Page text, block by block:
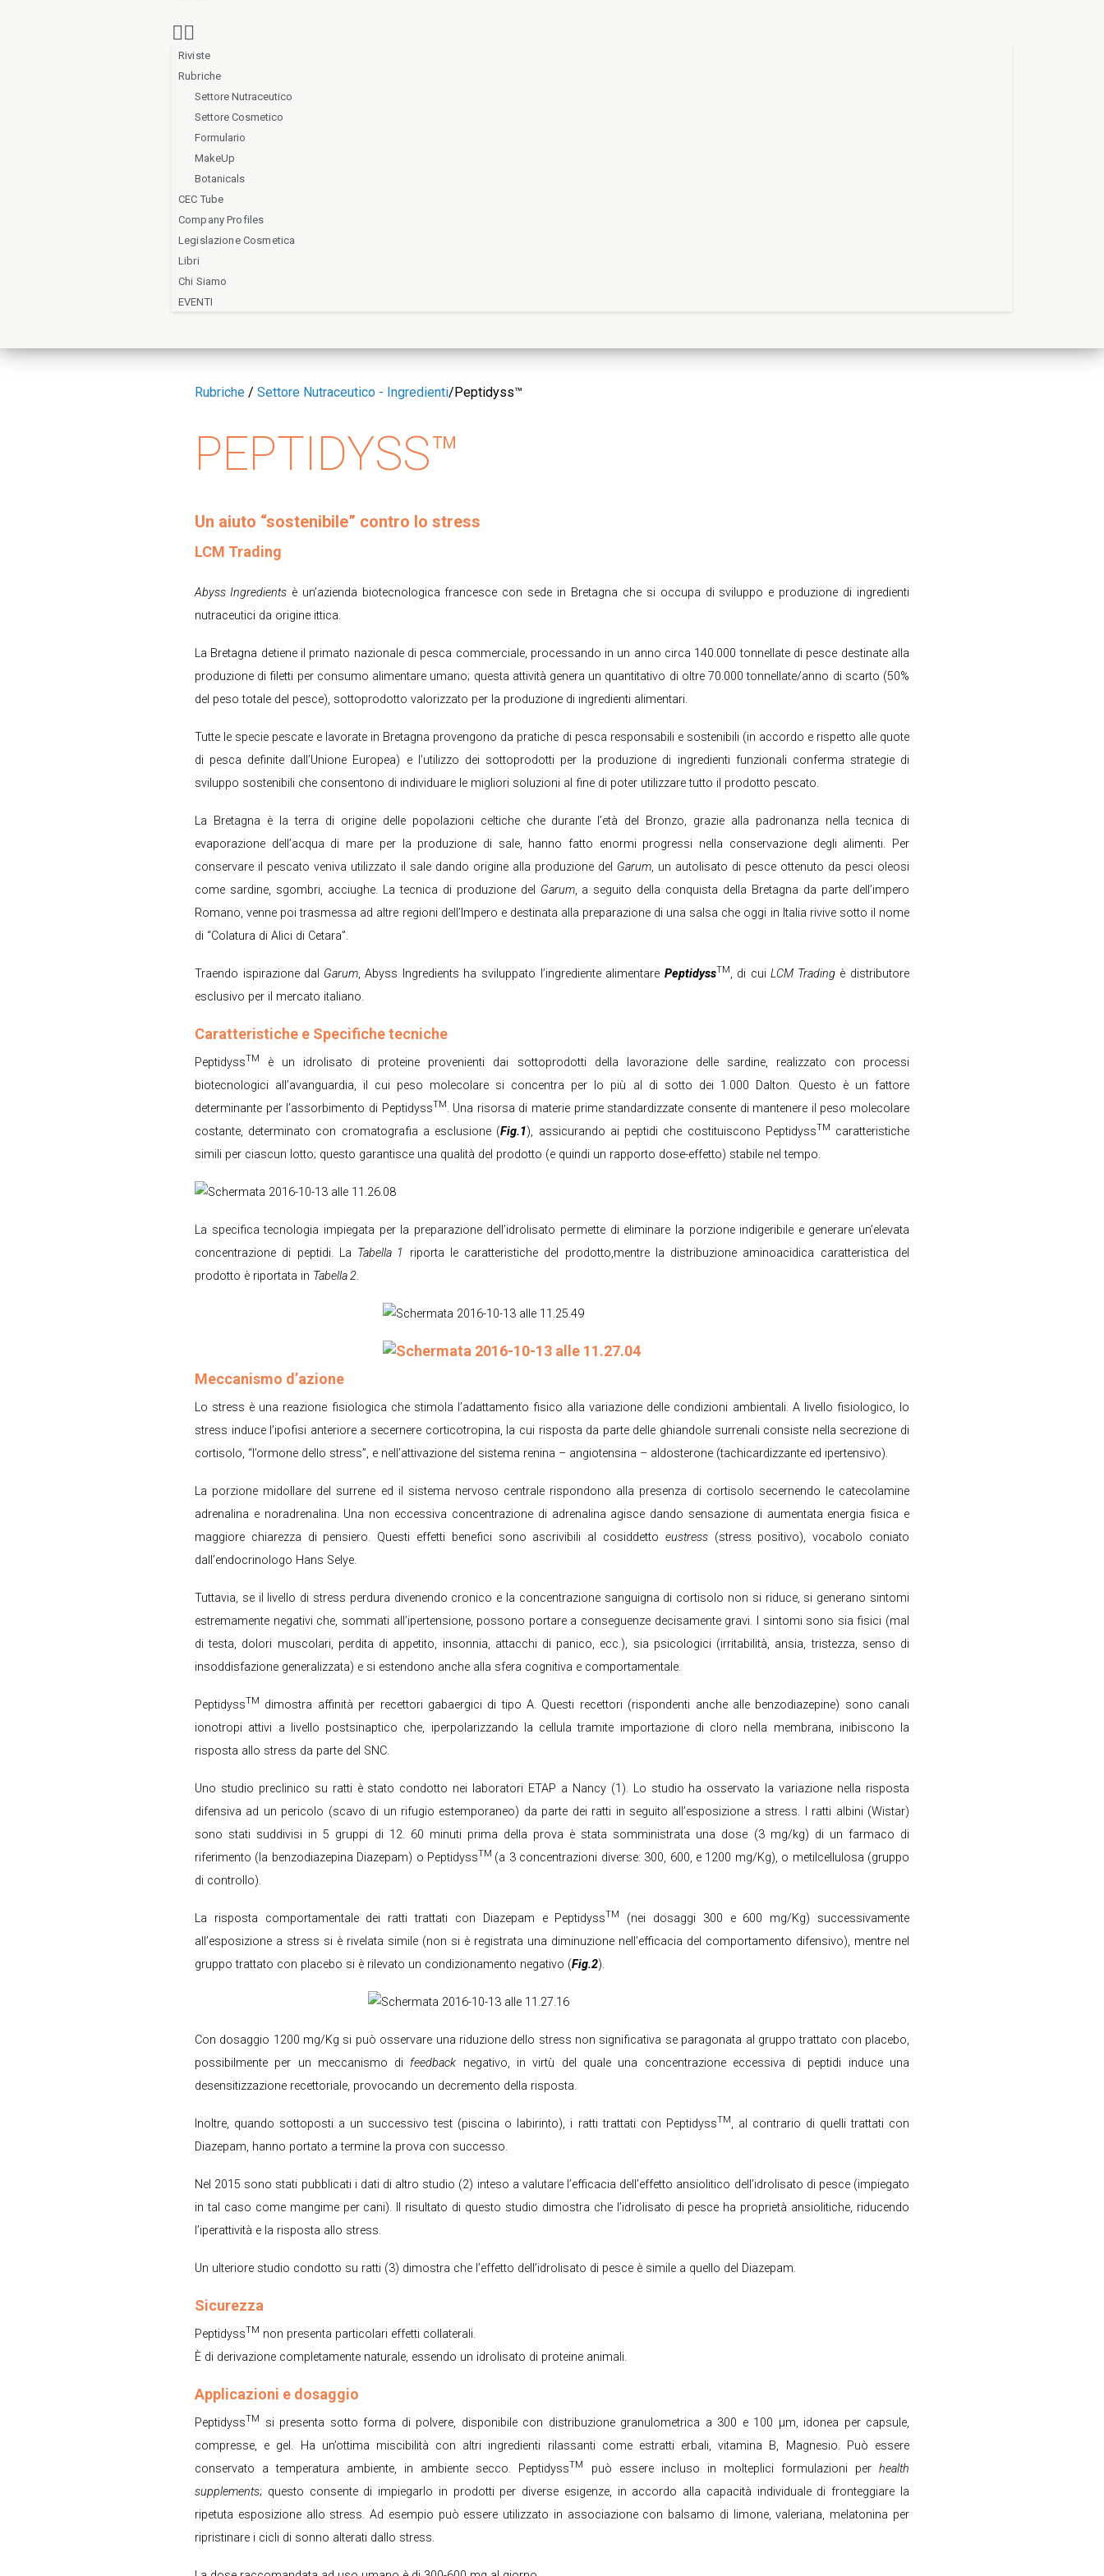
Riviste
Rubriche
Settore Nutraceutico
Settore Cosmetico
Formulario
MakeUp
Botanicals
CEC Tube
Company Profiles
Legislazione Cosmetica
Libri
Chi Siamo
EVENTI
Rubriche / Settore Nutraceutico - Ingredienti/Peptidyss™
PEPTIDYSS™
Un aiuto “sostenibile” contro lo stress
LCM Trading
Abyss Ingredientsè un’azienda biotecnologica francesce con sede in Bretagna che si occupa di sviluppo e produzione di ingredienti
nutraceutici da origine ittica.
La Bretagna detiene il primato nazionale di pesca commerciale, processando in un anno circa 140.000 tonnellate di pesce destinate alla
produzione di filetti per consumo alimentare umano; questa attività genera un quantitativo di oltre 70.000 tonnellate/anno di scarto (50%
del peso totale del pesce), sottoprodotto valorizzato per la produzione di ingredienti alimentari.
Tutte le specie pescate e lavorate in Bretagna provengono da pratiche di pesca responsabili e sostenibili (in accordo e rispetto alle quote
di pesca definite dall’Unione Europea) e l’utilizzo dei sottoprodotti per la produzione di ingredienti funzionali conferma strategie di
sviluppo sostenibili che consentono di individuare le migliori soluzioni al fine di poter utilizzare tutto il prodotto pescato.
La Bretagna è la terra di origine delle popolazioni celtiche che durante l’età del Bronzo, grazie alla padronanza nella tecnica di
evaporazione dell’acqua di mare per la produzione di sale, hanno fatto enormi progressi nella conservazione degli alimenti. Per
conservare il pescato veniva utilizzato il sale dando origine alla produzione del Garum, un autolisato di pesce ottenuto da pesci oleosi
come sardine, sgombri, acciughe. La tecnica di produzione del Garum, a seguito della conquista della Bretagna da parte dell’impero
Romano, venne poi trasmessa ad altre regioni dell’Impero e destinata alla preparazione di una salsa che oggi in Italia rivive sotto il nome
di “Colatura di Alici di Cetara”.
Traendo ispirazione dal Garum, Abyss Ingredients ha sviluppato l’ingrediente alimentare PeptidyssTM, di cuiLCM Tradingè distributore
esclusivo per il mercato italiano.
Caratteristiche e Specifiche tecniche
PeptidyssTM
è un idrolisato di proteine provenienti dai sottoprodotti della lavorazione delle sardine, realizzato con processi
biotecnologici all’avanguardia, il cui peso molecolare si concentra per lo più al di sotto dei 1.000 Dalton. Questo è un fattore
determinante per l’assorbimento di PeptidyssTM. Una risorsa di materie prime standardizzate consente di mantenere il peso molecolare
costante, determinato con cromatografia a esclusione (Fig.1), assicurando ai peptidi che costituiscono PeptidyssTM
caratteristiche
simili per ciascun lotto; questo garantisce una qualità del prodotto (e quindi un rapporto dose-effetto) stabile nel tempo.
La specifica tecnologia impiegata per la preparazione dell’idrolisato permette di eliminare la porzione indigeribile e generare un’elevata
concentrazione di peptidi. La Tabella 1
riporta le caratteristiche del prodotto,mentre la distribuzione aminoacidica caratteristica del
prodotto è riportata in Tabella 2.
Meccanismo d’azione
Lo stress è una reazione fisiologica che stimola l’adattamento fisico alla variazione delle condizioni ambientali. A livello fisiologico, lo
stress induce l’ipofisi anteriore a secernere corticotropina, la cui risposta da parte delle ghiandole surrenali consiste nella secrezione di
cortisolo, “l’ormone dello stress”, e nell’attivazione del sistema renina – angiotensina – aldosterone (tachicardizzante ed ipertensivo).
La porzione midollare del surrene ed il sistema nervoso centrale rispondono alla presenza di cortisolo secernendo le catecolamine
adrenalina e noradrenalina. Una non eccessiva concentrazione di adrenalina agisce dando sensazione di aumentata energia fisica e
maggiore chiarezza di pensiero. Questi effetti benefici sono ascrivibili al cosiddetto eustress(stress positivo), vocabolo coniato
dall’endocrinologo Hans Selye.
Tuttavia, se il livello di stress perdura divenendo cronico e la concentrazione sanguigna di cortisolo non si riduce, si generano sintomi
estremamente negativi che, sommati all’ipertensione, possono portare a conseguenze decisamente gravi. I sintomi sono sia fisici (mal
di testa, dolori muscolari, perdita di appetito, insonnia, attacchi di panico, ecc.), sia psicologici (irritabilità, ansia, tristezza, senso di
insoddisfazione generalizzata) e si estendono anche alla sfera cognitiva e comportamentale.
PeptidyssTM
dimostra affinità per recettori gabaergici di tipo A. Questi recettori (rispondenti anche alle benzodiazepine) sono canali
ionotropi attivi a livello postsinaptico che, iperpolarizzando la cellula tramite importazione di cloro nella membrana, inibiscono la
risposta allo stress da parte del SNC.
Uno studio preclinico su ratti è stato condotto nei laboratori ETAP a Nancy (1). Lo studio ha osservato la variazione nella risposta
difensiva ad un pericolo (scavo di un rifugio estemporaneo) da parte dei ratti in seguito all’esposizione a stress. I ratti albini (Wistar)
sono stati suddivisi in 5 gruppi di 12. 60 minuti prima della prova è stata somministrata una dose (3 mg/kg) di un farmaco di
riferimento (la benzodiazepina Diazepam) o PeptidyssTM (a 3 concentrazioni diverse: 300, 600, e 1200 mg/Kg), o metilcellulosa (gruppo
di controllo).
La risposta comportamentale dei ratti trattati con Diazepam e PeptidyssTM
(nei dosaggi 300 e 600 mg/Kg) successivamente
all’esposizione a stress si è rivelata simile (non si è registrata una diminuzione nell’efficacia del comportamento difensivo), mentre nel
gruppo trattato con placebo si è rilevato un condizionamento negativo (Fig.2).
Con dosaggio 1200 mg/Kg si può osservare una riduzione dello stress non significativa se paragonata al gruppo trattato con placebo,
possibilmente per un meccanismo di feedback negativo, in virtù del quale una concentrazione eccessiva di peptidi induce una
desensitizzazione recettoriale, provocando un decremento della risposta.
Inoltre, quando sottoposti a un successivo test (piscina o labirinto), i ratti trattati con PeptidyssTM, al contrario di quelli trattati con
Diazepam, hanno portato a termine la prova con successo.
Nel 2015 sono stati pubblicati i dati di altro studio (2) inteso a valutare l’efficacia dell’effetto ansiolitico dell’idrolisato di pesce (impiegato
in tal caso come mangime per cani). Il risultato di questo studio dimostra che l’idrolisato di pesce ha proprietà ansiolitiche, riducendo
l’iperattività e la risposta allo stress.
Un ulteriore studio condotto su ratti (3) dimostra che l’effetto dell’idrolisato di pesce è simile a quello del Diazepam.
Sicurezza
PeptidyssTM non presenta particolari effetti collaterali.
È di derivazione completamente naturale, essendo un idrolisato di proteine animali.
Applicazioni e dosaggio
PeptidyssTM
si presenta sotto forma di polvere, disponibile con distribuzione granulometrica a 300 e 100 μm, idonea per capsule,
compresse, e gel. Ha un’ottima miscibilità con altri ingredienti rilassanti come estratti erbali, vitamina B, Magnesio. Può essere
conservato a temperatura ambiente, in ambiente secco. PeptidyssTM può essere incluso in molteplici formulazioni perhealth
supplements; questo consente di impiegarlo in prodotti per diverse esigenze, in accordo alla capacità individuale di fronteggiare la
ripetuta esposizione allo stress. Ad esempio può essere utilizzato in associazione con balsamo di limone, valeriana, melatonina per
ripristinare i cicli di sonno alterati dallo stress.